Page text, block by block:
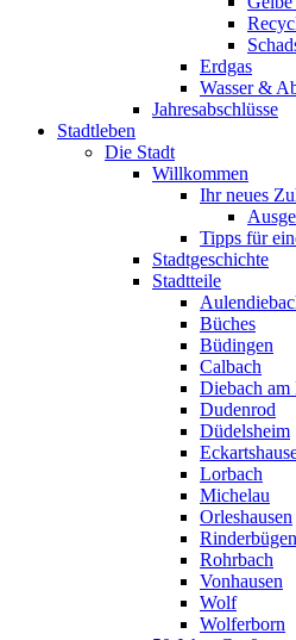
Erdgas
Wasser &
Jahresabschlüsse
Stadtleben
Die Stadt
Willkommen
Ihr neues
Tipps für
Stadtgeschichte
Stadtteile
Büches
Büdingen
Calbach
Diebach am
Dudenrod
Düdelsheim
Lorbach
Michelau
Orleshausen
Rinderbügen
Rohrbach
Vonhausen
Wolf
Wolferborn